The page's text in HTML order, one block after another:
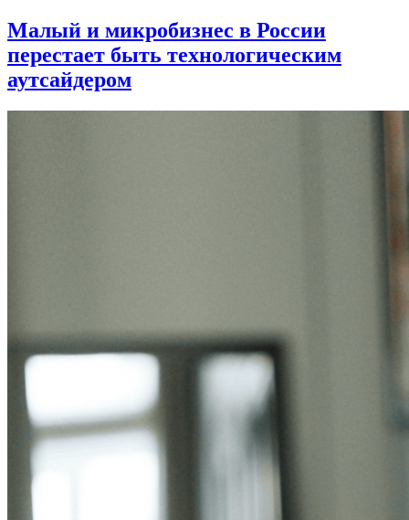
Малый и микробизнес в России
перестает быть технологическим
аутсайдером